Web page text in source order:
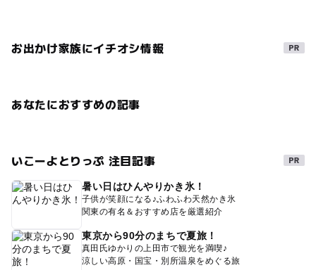
お出かけ家族にイチオシ情報
あなたにおすすめの記事
いこーよとりっぷ 注目記事
暑い日はひんやりかき氷！
子供が笑顔になる♪ふわふわ天然かき氷
関東の有名＆おすすめ店を厳選紹介
東京から90分のまちで夏旅！
真田氏ゆかりの上田市で観光を満喫♪
涼しい高原・国宝・別所温泉をめぐる旅